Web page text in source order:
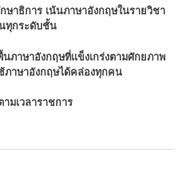
ษาธิการ เน้นภาษาอังกฤษในรายวิชา
ทุกระดับชั้น
ภาษาอังกฤษที่แข็งเกร่งตามศักยภาพ
ภาษาอังกฤษได้คล่องทุกคน
มเวลาราชการ